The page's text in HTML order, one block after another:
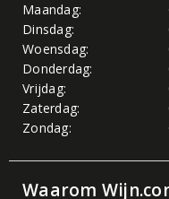
Maandag:
Dinsdag:
Woensdag:
Donderdag:
Vrijdag:
Zaterdag:
Zondag:
Waarom